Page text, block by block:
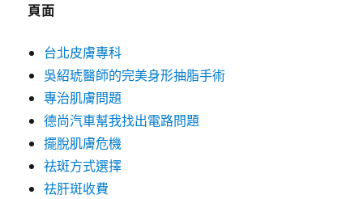
頁面
台北皮膚專科
吳紹琥醫師的完美身形抽脂手術
專治肌膚問題
德尚汽車幫我找出電路問題
擺脫肌膚危機
祛斑方式選擇
祛肝斑收費